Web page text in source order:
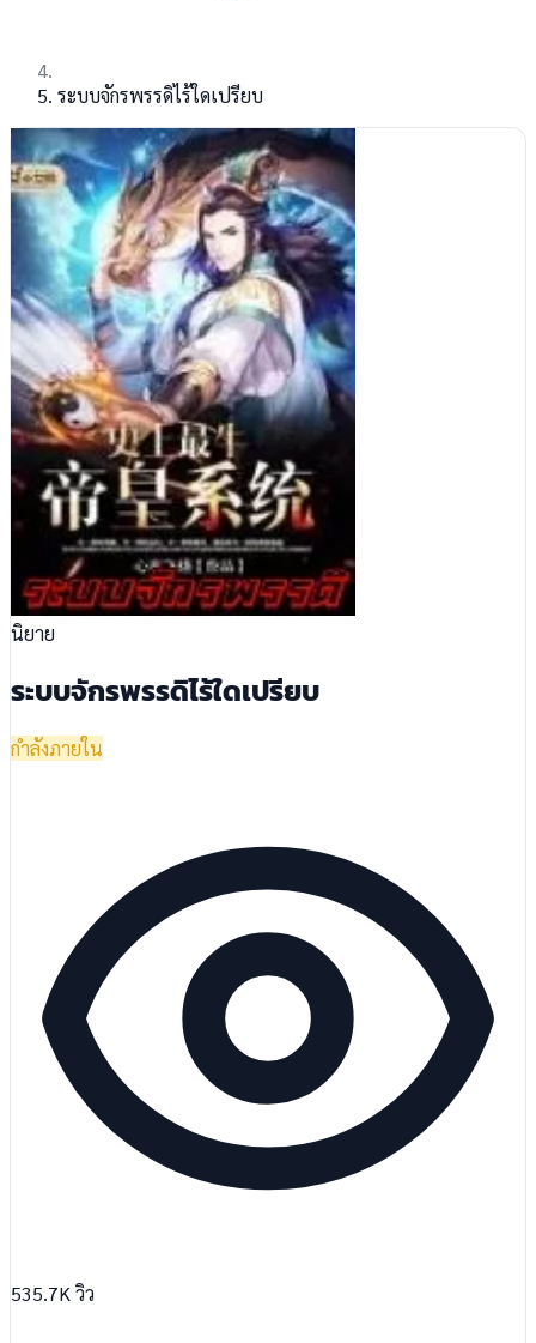
ระบบจักรพรรดิไร้ใดเปรียบ
นิยาย
ระบบจักรพรรดิไร้ใดเปรียบ
กำลังภายใน
535.7K วิว